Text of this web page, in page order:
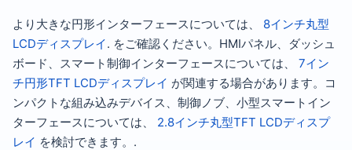
より大きな円形インターフェースについては、 8インチ丸型
LCDディスプレイ. をご確認ください。HMIパネル、ダッシュ
ボード、スマート制御インターフェースについては、 7イン
チ円形TFT LCDディスプレイ が関連する場合があります。コ
ンパクトな組み込みデバイス、制御ノブ、小型スマートイン
ターフェースについては、 2.8インチ丸型TFT LCDディスプ
レイ を検討できます。.